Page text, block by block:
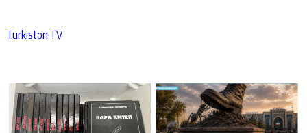
Turkiston.TV